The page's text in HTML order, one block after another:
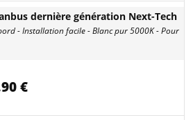
dernière génération Next-Tech
- Installation facile - Blanc pur 5000K - Pour
€